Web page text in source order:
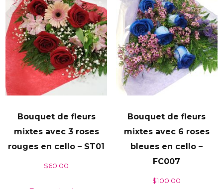
Bouquet de fleurs
mixtes avec 3 roses
rouges en cello – ST01
$60.00
Bouquet de fleurs
mixtes avec 6 roses
bleues en cello –
FC007
$100.00